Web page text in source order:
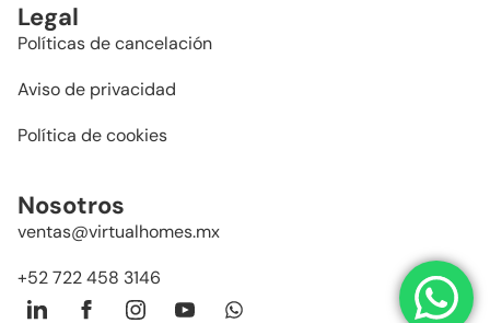
Legal
Políticas de cancelación
Aviso de privacidad
Política de cookies
Nosotros
ventas@virtualhomes.mx
+52 722 458 3146